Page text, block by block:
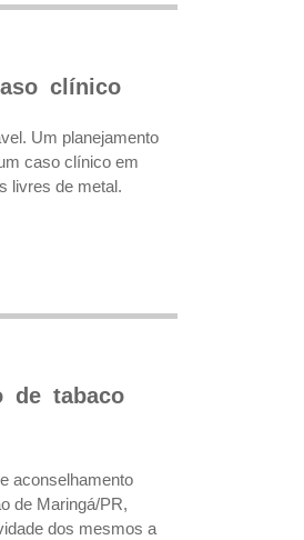
clínico
Um planejamento
caso clínico em
livres de metal.
de tabaco
aconselhamento
de Maringá/PR,
dos mesmos a